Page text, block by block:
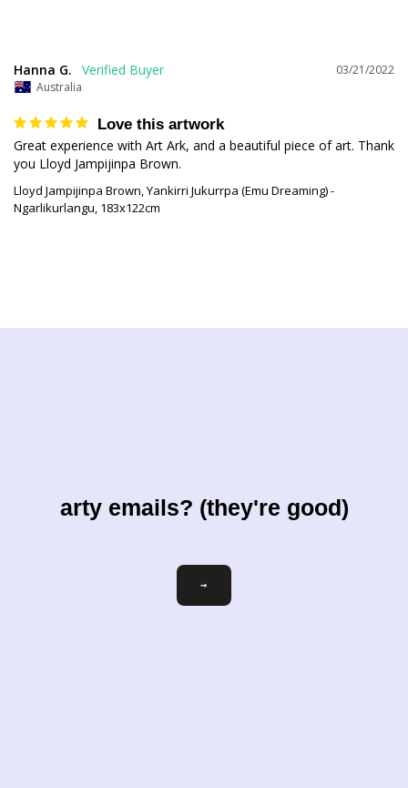
03/21/2022
Hanna G.
Australia
Love this artwork
Great experience with Art Ark, and a beautiful piece of art. Thank
you Lloyd Jampijinpa Brown.
Lloyd Jampijinpa Brown, Yankirri Jukurrpa (Emu Dreaming) -
Ngarlikurlangu, 183x122cm
arty emails? (they're good)
votre-
→